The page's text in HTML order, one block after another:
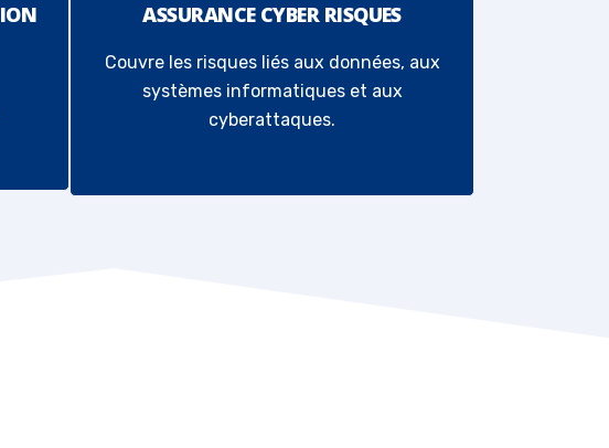
ASSURANCE CYBER RISQUES
Couvre les risques liés aux données, aux
systèmes informatiques et aux
cyberattaques.